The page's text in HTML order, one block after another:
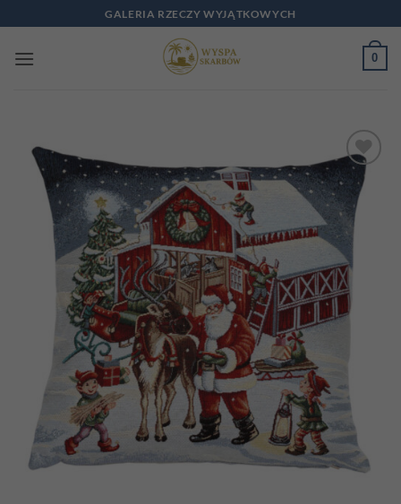
do
zawartości
GALERIA RZECZY WYJĄTKOWYCH
0
Add to
wishlist